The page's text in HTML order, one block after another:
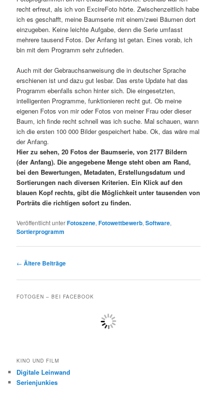
recht erfreut, als ich von ExcireFoto hörte. Zwischenzeitlich habe
ich es geschafft, meine Baumserie mit einem/zwei Bäumen dort
einzugeben. Keine leichte Aufgabe, denn die Serie umfasst
mehrere tausend Fotos. Der Anfang ist getan. Eines vorab, ich
bin mit dem Programm sehr zufrieden.
Auch mit der Gebrauchsanweisung die in deutscher Sprache
erschienen ist und dazu gut lesbar. Das erste Update hat das
Programm ebenfalls schon hinter sich. Die eingesetzten,
intelligenten Programme, funktionieren recht gut. Ob meine
eigenen Fotos von mir oder Fotos von meiner Frau oder dieser
Baum, ich finde recht schnell was ich suche. Mal schauen, wann
ich die ersten 100 000 Bilder gespeichert habe. Ok, das wäre mal
der Anfang.
Hier zu sehen, 20 Fotos der Baumserie, von 2177 Bildern
(der Anfang). Die angegebene Menge steht oben am Rand,
bei den Bewertungen, Metadaten, Erstellungsdatum und
Sortierungen nach diversen Kriterien. Ein Klick auf den
blauen Kopf rechts, gibt die Möglichkeit unter tausenden von
Porträts die richtigen sofort zu finden.
Veröffentlicht unterFotoszene,Fotowettbewerb,Software,
Sortierprogramm
Beitragsnavigation
← Ältere Beiträge
FOTOGEN – BEI FACEBOOK
KINO UND FILM
Digitale Leinwand
Serienjunkies